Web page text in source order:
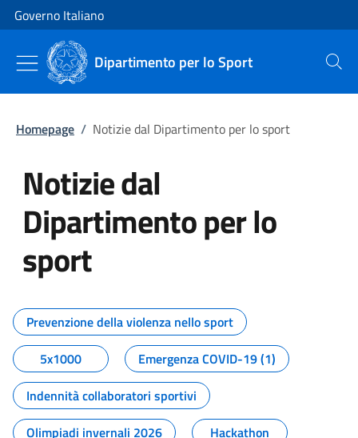
Vai al contenuto
Vai alla navigazione del sito
Governo Italiano
Dipartimento per lo Sport Cerca
Homepage / Notizie dal Dipartimento per lo sport
Notizie dal
Dipartimento per lo
sport
Tutti i contenuti della pagina
Prevenzione della violenza nello sport
5x1000
Emergenza COVID-19 (1)
Indennità collaboratori sportivi
Olimpiadi invernali 2026
Hackathon